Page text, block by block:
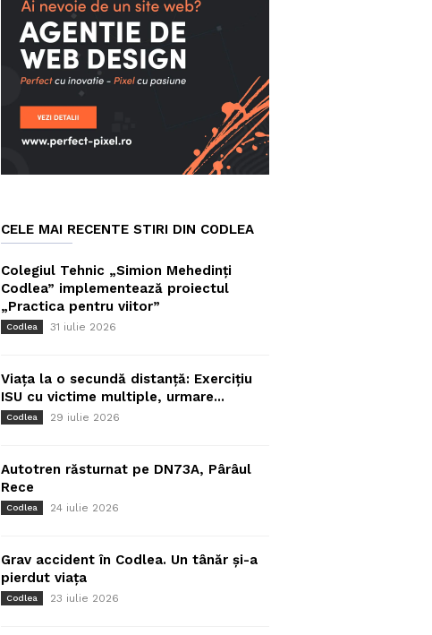
CELE MAI RECENTE STIRI DIN CODLEA
Colegiul Tehnic „Simion Mehedinți
Codlea” implementează proiectul
„Practica pentru viitor”
Codlea 31 iulie 2026
Viața la o secundă distanță: Exercițiu
ISU cu victime multiple, urmare...
Codlea 29 iulie 2026
Autotren răsturnat pe DN73A, Pârâul
Rece
Codlea 24 iulie 2026
Grav accident în Codlea. Un tânăr și-a
pierdut viața
Codlea 23 iulie 2026